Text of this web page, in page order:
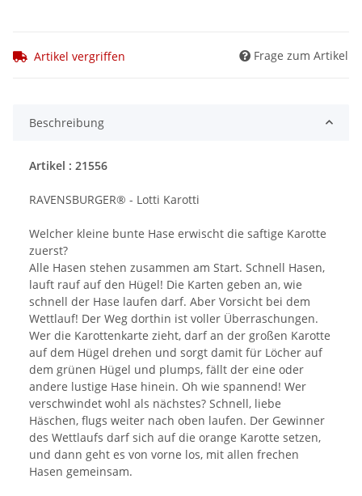
Artikel vergriffen Frage zum Artikel
Beschreibung
Artikel : 21556
RAVENSBURGER® - Lotti Karotti
Welcher kleine bunte Hase erwischt die saftige Karotte
zuerst?
Alle Hasen stehen zusammen am Start. Schnell Hasen,
lauft rauf auf den Hügel! Die Karten geben an, wie
schnell der Hase laufen darf. Aber Vorsicht bei dem
Wettlauf! Der Weg dorthin ist voller Überraschungen.
Wer die Karottenkarte zieht, darf an der großen Karotte
auf dem Hügel drehen und sorgt damit für Löcher auf
dem grünen Hügel und plumps, fällt der eine oder
andere lustige Hase hinein. Oh wie spannend! Wer
verschwindet wohl als nächstes? Schnell, liebe
Häschen, flugs weiter nach oben laufen. Der Gewinner
des Wettlaufs darf sich auf die orange Karotte setzen,
und dann geht es von vorne los, mit allen frechen
Hasen gemeinsam.